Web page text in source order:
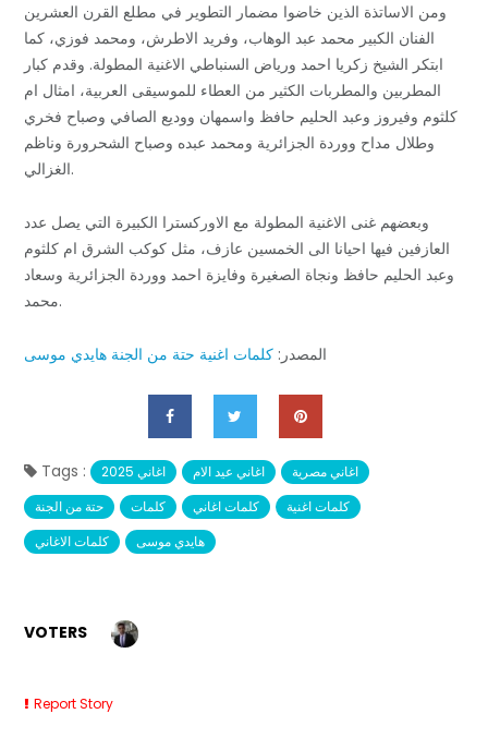
ومن الاساتذة الذين خاضوا مضمار التطوير في مطلع القرن العشرين
الفنان الكبير محمد عبد الوهاب، وفريد الاطرش، ومحمد فوزي، كما
ابتكر الشيخ زكريا احمد ورياض السنباطي الاغنية المطولة. وقدم كبار
المطربين والمطربات الكثير من العطاء للموسيقى العربية، امثال ام
كلثوم وفيروز وعبد الحليم حافظ واسمهان ووديع الصافي وصباح فخري
وطلال مداح ووردة الجزائرية ومحمد عبده وصباح الشحرورة وناظم
الغزالي.
وبعضهم غنى الاغنية المطولة مع الاوركسترا الكبيرة التي يصل عدد
العازفين فيها احيانا الى الخمسين عازف، مثل كوكب الشرق ام كلثوم
وعبد الحليم حافظ ونجاة الصغيرة وفايزة احمد ووردة الجزائرية وسعاد
محمد.
المصدر: كلمات اغنية حتة من الجنة هايدي موسى
Tags : اغاني 2025 اغاني عيد الام
اغاني مصرية
حتة من الجنة
كلمات كلمات اغاني
كلمات اغنية
كلمات الاغاني
هايدي موسى
VOTERS
Report Story